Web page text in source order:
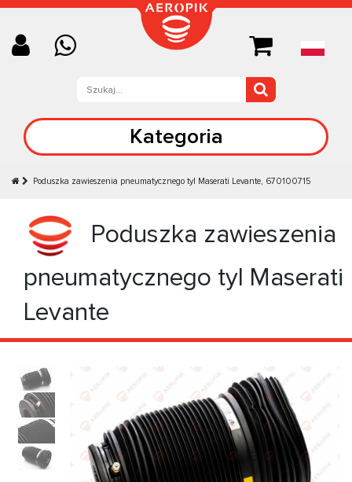
Kategoria
Poduszka zawieszenia pneumatycznego tyl Maserati Levante, 670100715
Poduszka zawieszenia
pneumatycznego tyl Maserati
Levante